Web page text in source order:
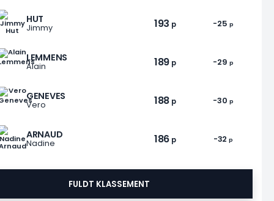
HUT
Jimmy 193 p -25 p
LEMMENS
Alain 189 p -29 p
GENEVES
Vero 188 p -30 p
ARNAUD
Nadine 186 p -32 p
FULDT KLASSEMENT